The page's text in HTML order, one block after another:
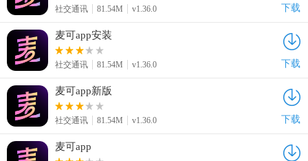
社交通讯 81.54M v1.36.0 下载
麦可app安装
社交通讯 81.54M v1.36.0 下载
麦可app新版
社交通讯 81.54M v1.36.0 下载
麦可app